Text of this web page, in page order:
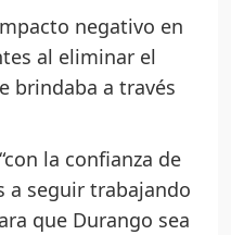
negativo en
al eliminar el
brindaba a través
la confianza de
a seguir trabajando
que Durango sea